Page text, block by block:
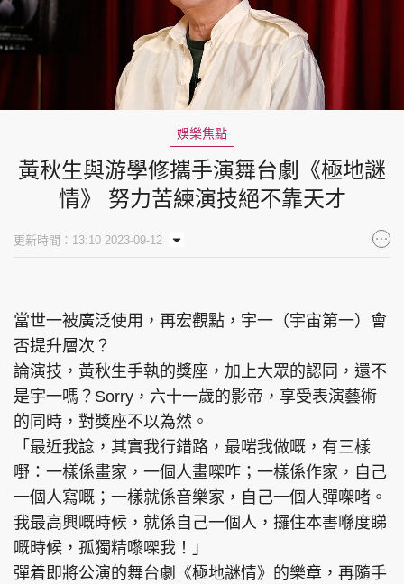
Loaded
13.19%
娛樂焦點
黃秋生與游學修攜手演舞台劇《極地謎
情》 努力苦練演技絕不靠天才
更新時間：13:10 2023-09-12
當世一被廣泛使用，再宏觀點，宇一（宇宙第一）會
否提升層次？
論演技，黃秋生手執的獎座，加上大眾的認同，還不
是宇一嗎？Sorry，六十一歲的影帝，享受表演藝術
的同時，對獎座不以為然。
「最近我諗，其實我行錯路，最啱我做嘅，有三樣
嘢：一樣係畫家，一個人畫㗎咋；一樣係作家，自己
一個人寫嘅；一樣就係音樂家，自己一個人彈㗎啫。
我最高興嘅時候，就係自己一個人，攞住本書喺度睇
嘅時候，孤獨精嚟㗎我！」
彈着即將公演的舞台劇《極地謎情》的樂章，再隨手